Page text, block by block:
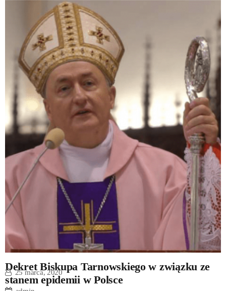
Dekret Biskupa Tarnowskiego w związku ze
stanem epidemii w Polsce
25 marca, 2020